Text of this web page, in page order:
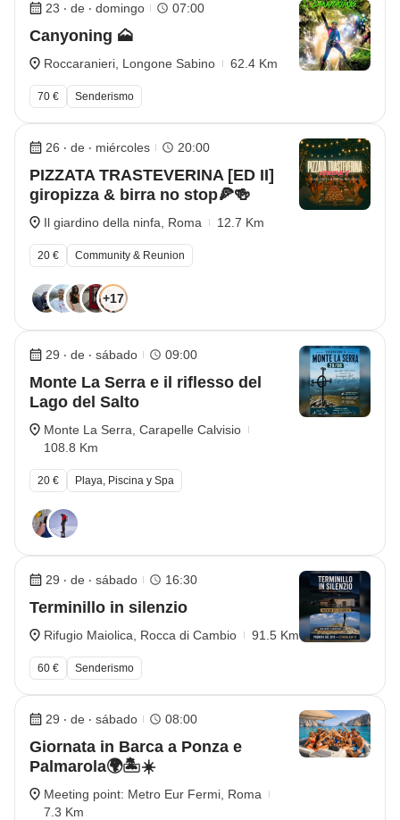
23 ‧ de ‧ domingo 07:00
Canyoning 🗻
Roccaranieri, Longone Sabino 62.4 Km
70 € Senderismo
26 ‧ de ‧ miércoles 20:00
PIZZATA TRASTEVERINA [ED II]
giropizza & birra no stop🍕🍻
Il giardino della ninfa, Roma 12.7 Km
20 € Community & Reunion
+17
29 ‧ de ‧ sábado 09:00
Monte La Serra e il riflesso del
Lago del Salto
Monte La Serra, Carapelle Calvisio
108.8 Km
20 € Playa, Piscina y Spa
29 ‧ de ‧ sábado 16:30
Terminillo in silenzio
Rifugio Maiolica, Rocca di Cambio 91.5 Km
60 € Senderismo
29 ‧ de ‧ sábado 08:00
Giornata in Barca a Ponza e
Palmarola🌍🏝️☀️
Meeting point: Metro Eur Fermi, Roma
7.3 Km